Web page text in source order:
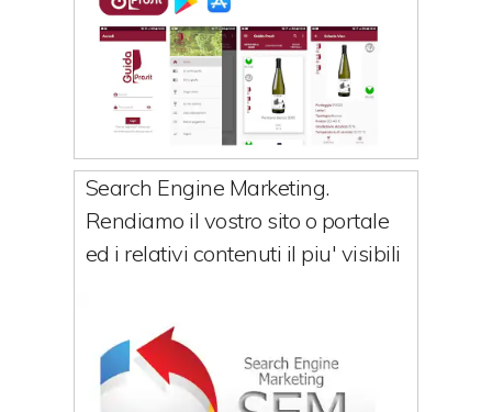
Search Engine Marketing.
Rendiamo il vostro sito o portale
ed i relativi contenuti il piu' visibili